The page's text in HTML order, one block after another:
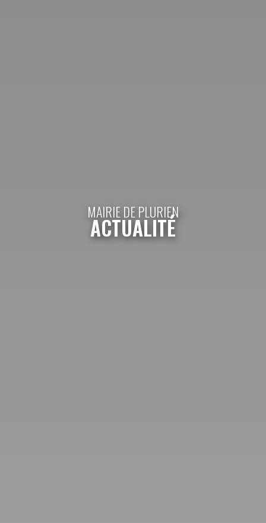
MAIRIE DE PLURIEN
ACTUALITÉ